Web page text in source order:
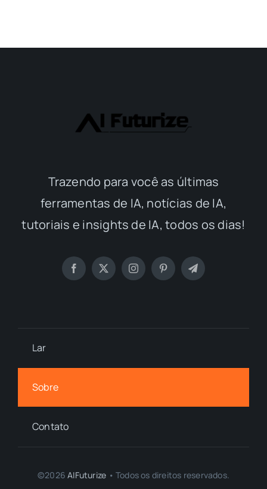
Trazendo para você as últimas
ferramentas de IA, notícias de IA,
tutoriais e insights de IA, todos os dias!
Lar
Sobre
Contato
©2026AIFuturize • Todos os direitos reservados.